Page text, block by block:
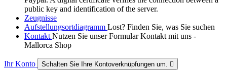
public key and identification of the server.
Zeugnisse
Aufstellungsortdiagramm Lost? Finden Sie, was Sie suchen
Kontakt Nutzen Sie unser Formular Kontakt mit uns -
Mallorca Shop
Ihr Konto Schalten Sie Ihre Kontoverknüpfungen um. 